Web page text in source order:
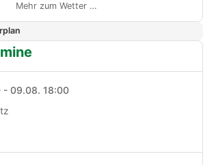
Mehr zum Wetter …
- 09.08. 18:00